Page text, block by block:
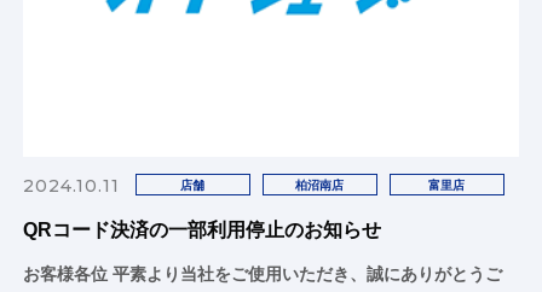
2024.10.11 店舗 柏沼南店 富里店
QRコード決済の一部利用停止のお知らせ
お客様各位 平素より当社をご使用いただき、誠にありがとうご